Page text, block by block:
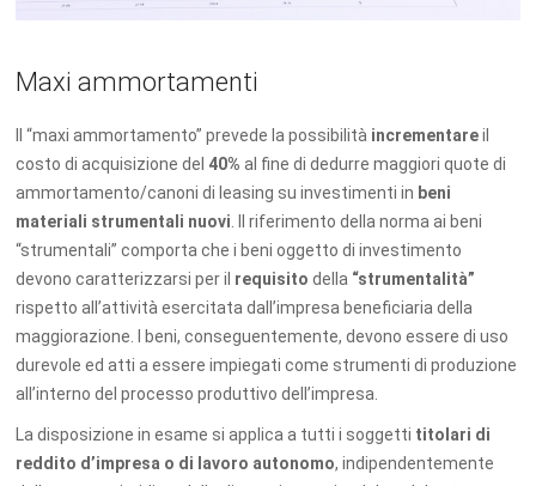
Maxi ammortamenti
Il “maxi ammortamento” prevede la possibilità incrementareil
costo di acquisizione del 40% al fine di dedurre maggiori quote di
ammortamento/canoni di leasing su investimenti in beni
materiali strumentali nuovi . Il riferimento della norma ai beni
“strumentali” comporta che i beni oggetto di investimento
devono caratterizzarsi per il requisito della “strumentalità”
rispetto all’attività esercitata dall’impresa beneficiaria della
maggiorazione. I beni, conseguentemente, devono essere di uso
durevole ed atti a essere impiegati come strumenti di produzione
all’interno del processo produttivo dell’impresa.
La disposizione in esame si applica a tutti i soggetti titolari di
reddito d’impresa o di lavoro autonomo, indipendentemente